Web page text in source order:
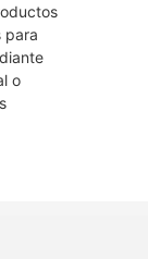
para
o